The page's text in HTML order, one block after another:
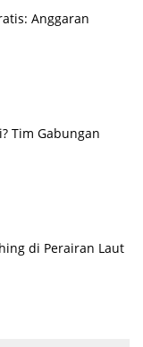
Anggaran
Tim Gabungan
di Perairan Laut